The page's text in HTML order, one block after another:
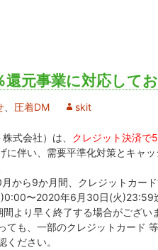
元事業に対応して
圧着DM skit
式会社）は、 クレジット決済で
に伴い、需要平準化対策とキャ
から9か月間、クレジットカー
〜2020年6月30日(火)23:59
より早く終了する場合がござい
ても、一部のクレジットカード
ださい。